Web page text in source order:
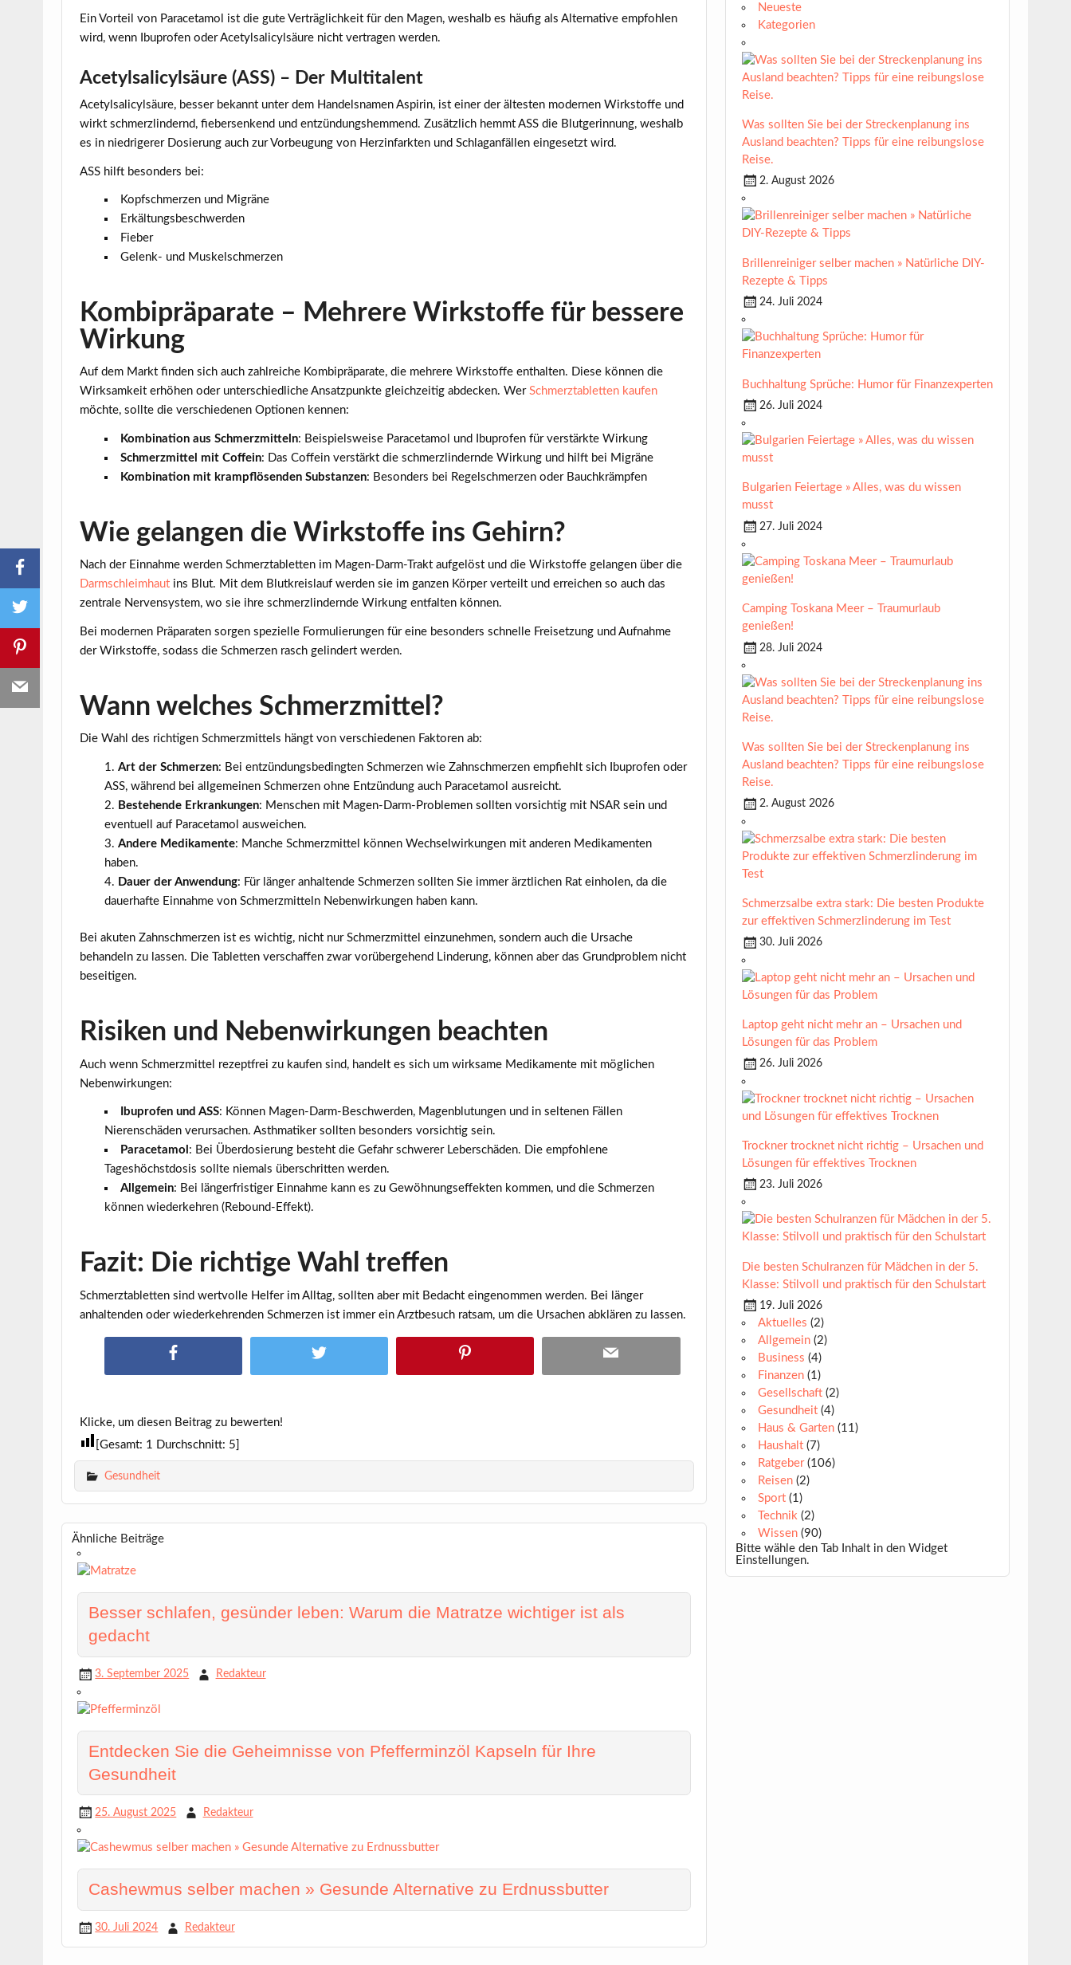
Ein Vorteil von Paracetamol ist die gute Verträglichkeit für den Magen, weshalb es häufig als Alternative empfohlen
wird, wenn Ibuprofen oder Acetylsalicylsäure nicht vertragen werden.
Acetylsalicylsäure (ASS) – Der Multitalent
Acetylsalicylsäure, besser bekannt unter dem Handelsnamen Aspirin, ist einer der ältesten modernen Wirkstoffe und
wirkt schmerzlindernd, fiebersenkend und entzündungshemmend. Zusätzlich hemmt ASS die Blutgerinnung, weshalb
es in niedrigerer Dosierung auch zur Vorbeugung von Herzinfarkten und Schlaganfällen eingesetzt wird.
ASS hilft besonders bei:
Kopfschmerzen und Migräne
Erkältungsbeschwerden
Fieber
Gelenk- und Muskelschmerzen
Kombipräparate – Mehrere Wirkstoffe für bessere
Wirkung
Auf dem Markt finden sich auch zahlreiche Kombipräparate, die mehrere Wirkstoffe enthalten. Diese können die
Wirksamkeit erhöhen oder unterschiedliche Ansatzpunkte gleichzeitig abdecken. WerSchmerztabletten kaufen
möchte, sollte die verschiedenen Optionen kennen:
Kombination aus Schmerzmitteln: Beispielsweise Paracetamol und Ibuprofen für verstärkte Wirkung
Schmerzmittel mit Coffein: Das Coffein verstärkt die schmerzlindernde Wirkung und hilft bei Migräne
Kombination mit krampflösenden Substanzen: Besonders bei Regelschmerzen oder Bauchkrämpfen
Wie gelangen die Wirkstoffe ins Gehirn?
Nach der Einnahme werden Schmerztabletten im Magen-Darm-Trakt aufgelöst und die Wirkstoffe gelangen über die
Darmschleimhaut ins Blut. Mit dem Blutkreislauf werden sie im ganzen Körper verteilt und erreichen so auch das
zentrale Nervensystem, wo sie ihre schmerzlindernde Wirkung entfalten können.
Bei modernen Präparaten sorgen spezielle Formulierungen für eine besonders schnelle Freisetzung und Aufnahme
der Wirkstoffe, sodass die Schmerzen rasch gelindert werden.
Wann welches Schmerzmittel?
Die Wahl des richtigen Schmerzmittels hängt von verschiedenen Faktoren ab:
Art der Schmerzen: Bei entzündungsbedingten Schmerzen wie Zahnschmerzen empfiehlt sich Ibuprofen oder
ASS, während bei allgemeinen Schmerzen ohne Entzündung auch Paracetamol ausreicht.
Bestehende Erkrankungen: Menschen mit Magen-Darm-Problemen sollten vorsichtig mit NSAR sein und
eventuell auf Paracetamol ausweichen.
Andere Medikamente: Manche Schmerzmittel können Wechselwirkungen mit anderen Medikamenten
haben.
Dauer der Anwendung: Für länger anhaltende Schmerzen sollten Sie immer ärztlichen Rat einholen, da die
dauerhafte Einnahme von Schmerzmitteln Nebenwirkungen haben kann.
Bei akuten Zahnschmerzen ist es wichtig, nicht nur Schmerzmittel einzunehmen, sondern auch die Ursache
behandeln zu lassen. Die Tabletten verschaffen zwar vorübergehend Linderung, können aber das Grundproblem nicht
beseitigen.
Risiken und Nebenwirkungen beachten
Auch wenn Schmerzmittel rezeptfrei zu kaufen sind, handelt es sich um wirksame Medikamente mit möglichen
Nebenwirkungen:
Ibuprofen und ASS: Können Magen-Darm-Beschwerden, Magenblutungen und in seltenen Fällen
Nierenschäden verursachen. Asthmatiker sollten besonders vorsichtig sein.
Paracetamol : Bei Überdosierung besteht die Gefahr schwerer Leberschäden. Die empfohlene
Tageshöchstdosis sollte niemals überschritten werden.
Allgemein: Bei längerfristiger Einnahme kann es zu Gewöhnungseffekten kommen, und die Schmerzen
können wiederkehren (Rebound-Effekt).
Fazit: Die richtige Wahl treffen
Schmerztabletten sind wertvolle Helfer im Alltag, sollten aber mit Bedacht eingenommen werden. Bei länger
anhaltenden oder wiederkehrenden Schmerzen ist immer ein Arztbesuch ratsam, um die Ursachen abklären zu lassen.
Klicke, um diesen Beitrag zu bewerten!
[Gesamt: 1 Durchschnitt: 5]
Gesundheit
Ähnliche Beiträge
Besser schlafen, gesünder leben: Warum die Matratze wichtiger ist als
gedacht
3. September 2025 Redakteur
Entdecken Sie die Geheimnisse von Pfefferminzöl Kapseln für Ihre
Gesundheit
25. August 2025 Redakteur
Cashewmus selber machen » Gesunde Alternative zu Erdnussbutter
30. Juli 2024 Redakteur
Neueste
Kategorien
Was sollten Sie bei der Streckenplanung ins
Ausland beachten? Tipps für eine reibungslose
Reise.
2. August 2026
Brillenreiniger selber machen » Natürliche DIY-
Rezepte & Tipps
24. Juli 2024
Buchhaltung Sprüche: Humor für Finanzexperten
26. Juli 2024
Bulgarien Feiertage » Alles, was du wissen
musst
27. Juli 2024
Camping Toskana Meer – Traumurlaub
genießen!
28. Juli 2024
Was sollten Sie bei der Streckenplanung ins
Ausland beachten? Tipps für eine reibungslose
Reise.
2. August 2026
Schmerzsalbe extra stark: Die besten Produkte
zur effektiven Schmerzlinderung im Test
30. Juli 2026
Laptop geht nicht mehr an – Ursachen und
Lösungen für das Problem
26. Juli 2026
Trockner trocknet nicht richtig – Ursachen und
Lösungen für effektives Trocknen
23. Juli 2026
Die besten Schulranzen für Mädchen in der 5.
Klasse: Stilvoll und praktisch für den Schulstart
19. Juli 2026
Aktuelles (2)
Allgemein (2)
Business (4)
Finanzen (1)
Gesellschaft (2)
Gesundheit (4)
Haus & Garten (11)
Haushalt (7)
Ratgeber(106)
Reisen (2)
Sport (1)
Technik (2)
Wissen (90)
Bitte wähle den Tab Inhalt in den Widget
Einstellungen.